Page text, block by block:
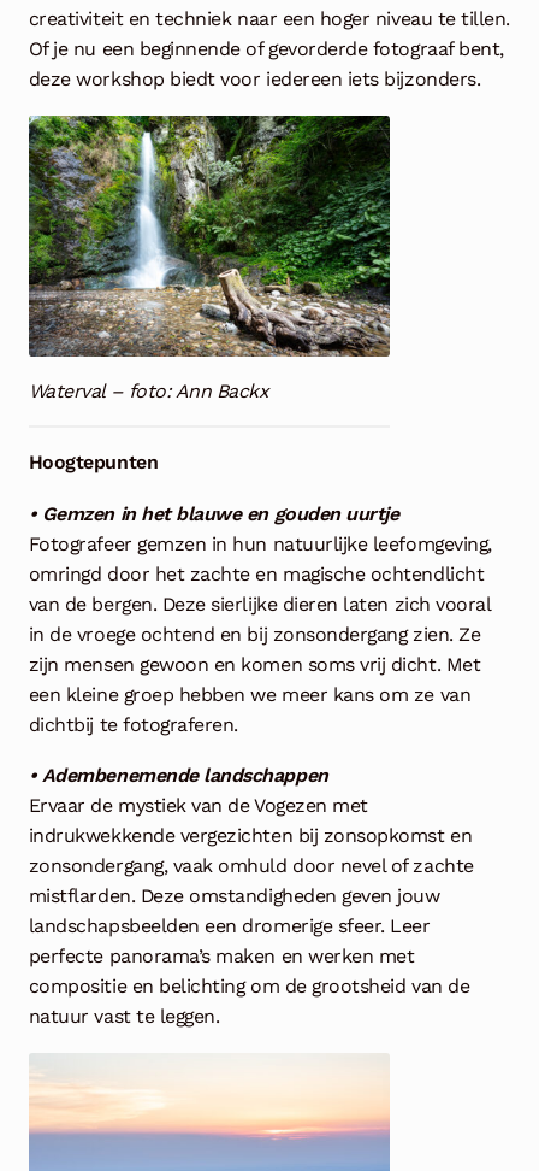
creativiteit en techniek naar een hoger niveau te tillen.
Of je nu een beginnende of gevorderde fotograaf bent,
deze workshop biedt voor iedereen iets bijzonders.
Waterval – foto: Ann Backx
Hoogtepunten
• Gemzen in het blauwe en gouden uurtje
Fotografeer gemzen in hun natuurlijke leefomgeving,
omringd door het zachte en magische ochtendlicht
van de bergen. Deze sierlijke dieren laten zich vooral
in de vroege ochtend en bij zonsondergang zien. Ze
zijn mensen gewoon en komen soms vrij dicht. Met
een kleine groep hebben we meer kans om ze van
dichtbij te fotograferen.
• Adembenemende landschappen
Ervaar de mystiek van de Vogezen met
indrukwekkende vergezichten bij zonsopkomst en
zonsondergang, vaak omhuld door nevel of zachte
mistflarden. Deze omstandigheden geven jouw
landschapsbeelden een dromerige sfeer. Leer
perfecte panorama’s maken en werken met
compositie en belichting om de grootsheid van de
natuur vast te leggen.